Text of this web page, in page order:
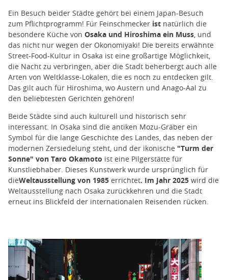
Ein Besuch beider Städte gehört bei einem Japan-Besuch
zum Pflichtprogramm! Für Feinschmecker ist natürlich die
besondere Küche von Osaka und Hiroshima ein Muss, und
das nicht nur wegen der Okonomiyaki! Die bereits erwähnte
Street-Food-Kultur in Osaka ist eine großartige Möglichkeit,
die Nacht zu verbringen, aber die Stadt beherbergt auch alle
Arten von Weltklasse-Lokalen, die es noch zu entdecken gilt.
Das gilt auch für Hiroshima, wo Austern und Anago-Aal zu
den beliebtesten Gerichten gehören!
Beide Städte sind auch kulturell und historisch sehr
interessant. In Osaka sind die antiken Mozu-Gräber ein
Symbol für die lange Geschichte des Landes, das neben der
modernen Zersiedelung steht, und der ikonische "Turm der
Sonne" von Taro Okamoto ist eine Pilgerstätte für
Kunstliebhaber. Dieses Kunstwerk wurde ursprünglich für
dieWeltausstellung von 1985 errichtet. Im Jahr 2025 wird die
Weltausstellung nach Osaka zurückkehren und die Stadt
erneut ins Blickfeld der internationalen Reisenden rücken.